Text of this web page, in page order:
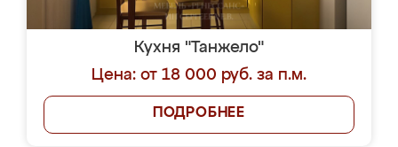
Кухня "Танжело"
Цена: от 18 000 руб. за п.м.
ПОДРОБНЕЕ